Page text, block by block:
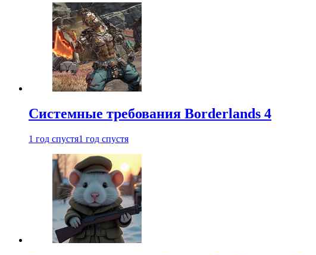
Системные требования Borderlands 4
1 год спустя1 год спустя